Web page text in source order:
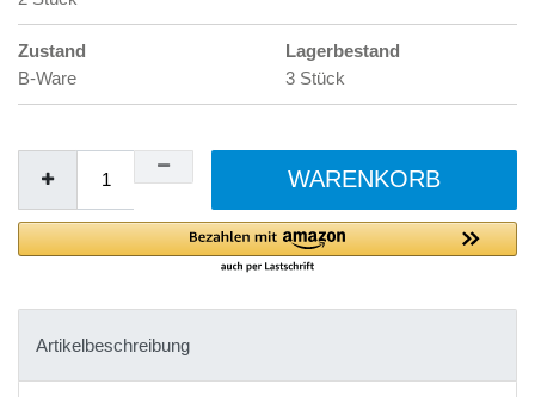
Zustand
B-Ware
Lagerbestand
3 Stück
WARENKORB
Artikelbeschreibung